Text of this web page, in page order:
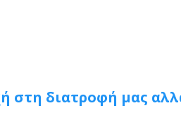
στη διατροφή μας